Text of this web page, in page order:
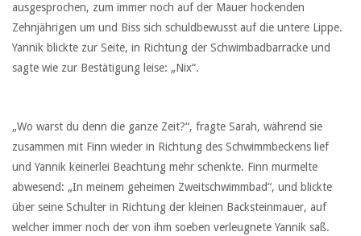
ausgesprochen, zum immer noch auf der Mauer hockenden
Zehnjährigen um und Biss sich schuldbewusst auf die untere Lippe.
Yannik blickte zur Seite, in Richtung der Schwimbadbarracke und
sagte wie zur Bestätigung leise: „Nix“.
„Wo warst du denn die ganze Zeit?“, fragte Sarah, während sie
zusammen mit Finn wieder in Richtung des Schwimmbeckens lief
und Yannik keinerlei Beachtung mehr schenkte. Finn murmelte
abwesend: „In meinem geheimen Zweitschwimmbad“, und blickte
über seine Schulter in Richtung der kleinen Backsteinmauer, auf
welcher immer noch der von ihm soeben verleugnete Yannik saß.